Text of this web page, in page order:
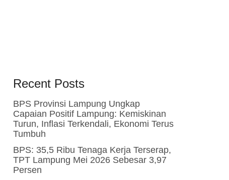
Recent Posts
BPS Provinsi Lampung Ungkap
Capaian Positif Lampung: Kemiskinan
Turun, Inflasi Terkendali, Ekonomi Terus
Tumbuh
BPS: 35,5 Ribu Tenaga Kerja Terserap,
TPT Lampung Mei 2026 Sebesar 3,97
Persen